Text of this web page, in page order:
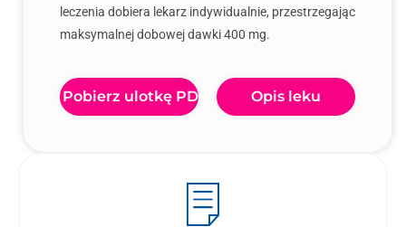
leczenia dobiera lekarz indywidualnie, przestrzegając
maksymalnej dobowej dawki 400 mg.
Pobierz ulotkę PDF Opis leku